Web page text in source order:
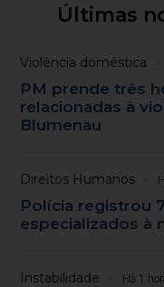
Últimas
Violência doméstica
PM prende três
relacionadas à
Blumenau
Direitos Humanos
Polícia registrou
especializados à
Instabilidade Há 1